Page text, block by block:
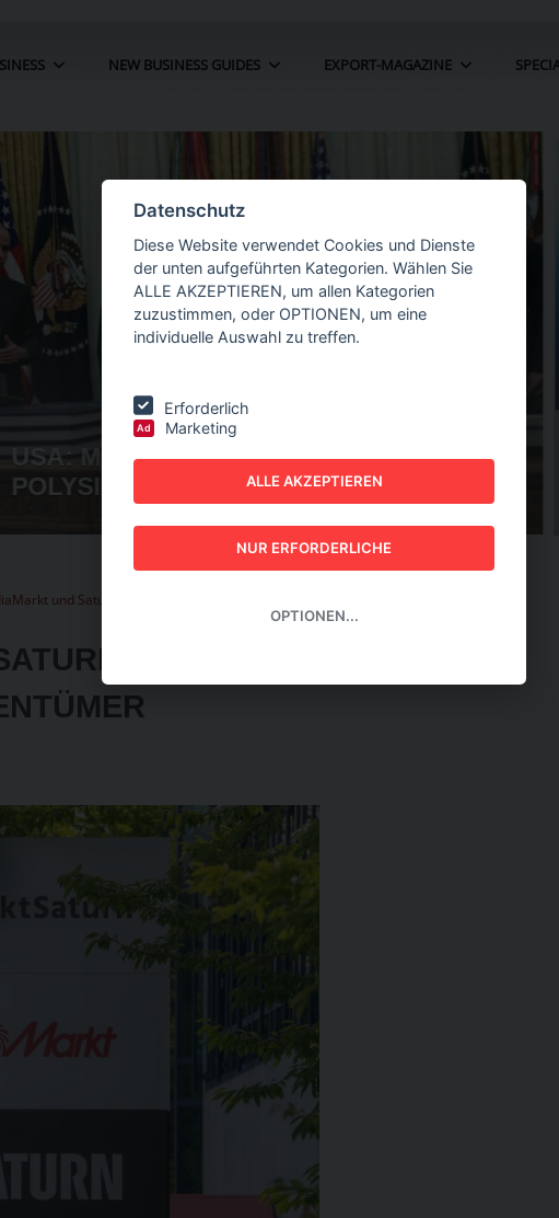
NEW BUSINESS GUIDES EXPORT-MAGAZINE
ZÖLLE FÜR
GUIDES - AUTOMATION
GUIDE 2026
und Saturn bekommen chinesischen Eigentümer
BEKOMMEN
Datenschutz
Diese Website verwendet Cookies und Dienste
der unten aufgeführten Kategorien. Wählen Sie
ALLE AKZEPTIEREN, um allen Kategorien
zuzustimmen, oder OPTIONEN, um eine
individuelle Auswahl zu treffen.
Erforderlich
Ad Marketing
ALLE AKZEPTIEREN
NUR ERFORDERLICHE
OPTIONEN...